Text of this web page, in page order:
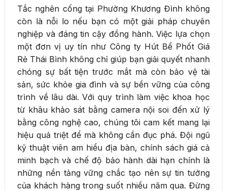
Tắc nghẽn cống tại Phường Khương Đình không
còn là nỗi lo nếu bạn có một giải pháp chuyên
nghiệp và đáng tin cậy đồng hành. Việc lựa chọn
một đơn vị uy tín như Công ty Hút Bể Phốt Giá
Rẻ Thái Bình không chỉ giúp bạn giải quyết nhanh
chóng sự bất tiện trước mắt mà còn bảo vệ tài
sản, sức khỏe gia đình và sự bền vững của công
trình về lâu dài. Với quy trình làm việc khoa học
từ khâu khảo sát bằng camera nội soi đến xử lý
bằng công nghệ cao, chúng tôi cam kết mang lại
hiệu quả triệt để mà không cần đục phá. Đội ngũ
kỹ thuật viên am hiểu địa bàn, chính sách giá cả
minh bạch và chế độ bảo hành dài hạn chính là
những nền tảng vững chắc tạo nên sự tin tưởng
của khách hàng trong suốt nhiều năm qua. Đừng